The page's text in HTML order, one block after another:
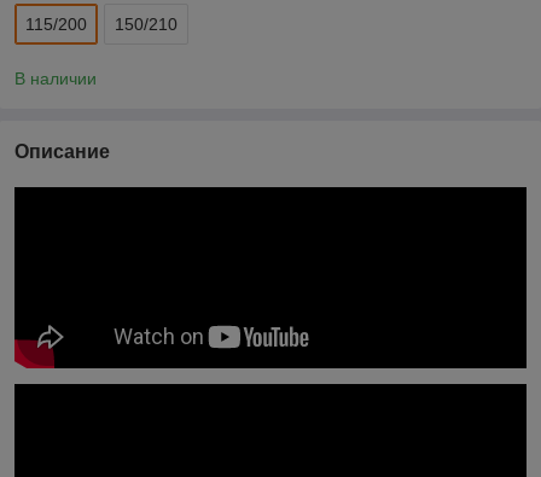
115/200 150/210
В наличии
Описание